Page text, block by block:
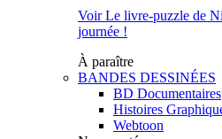
Voir Le livre-puzzle de
journée !
À paraître
BANDES DESSINÉES
BD Documentaires
Histoires
Webtoon